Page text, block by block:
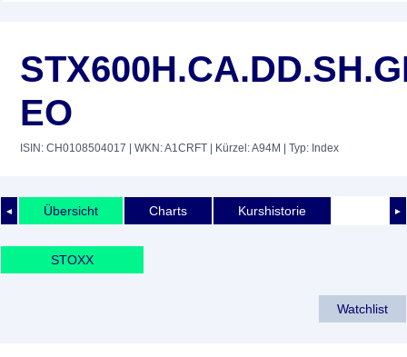
EO
ISIN: CH0108504017 | WKN: A1CRFT | Kürzel: A94M | Typ: Index
◄ ►
Übersicht Charts Kurshistorie
STOXX
Watchlist